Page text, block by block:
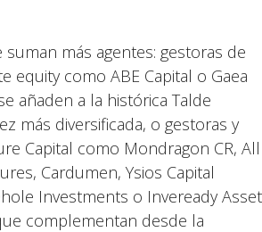
suman más agentes: gestoras de
equity como ABE Capital o Gaea
añaden a la histórica Talde
más diversificada, o gestoras y
Capital como Mondragon CR, All
Cardumen, Ysios Capital
Investments o Inveready Asset
complementan desde la